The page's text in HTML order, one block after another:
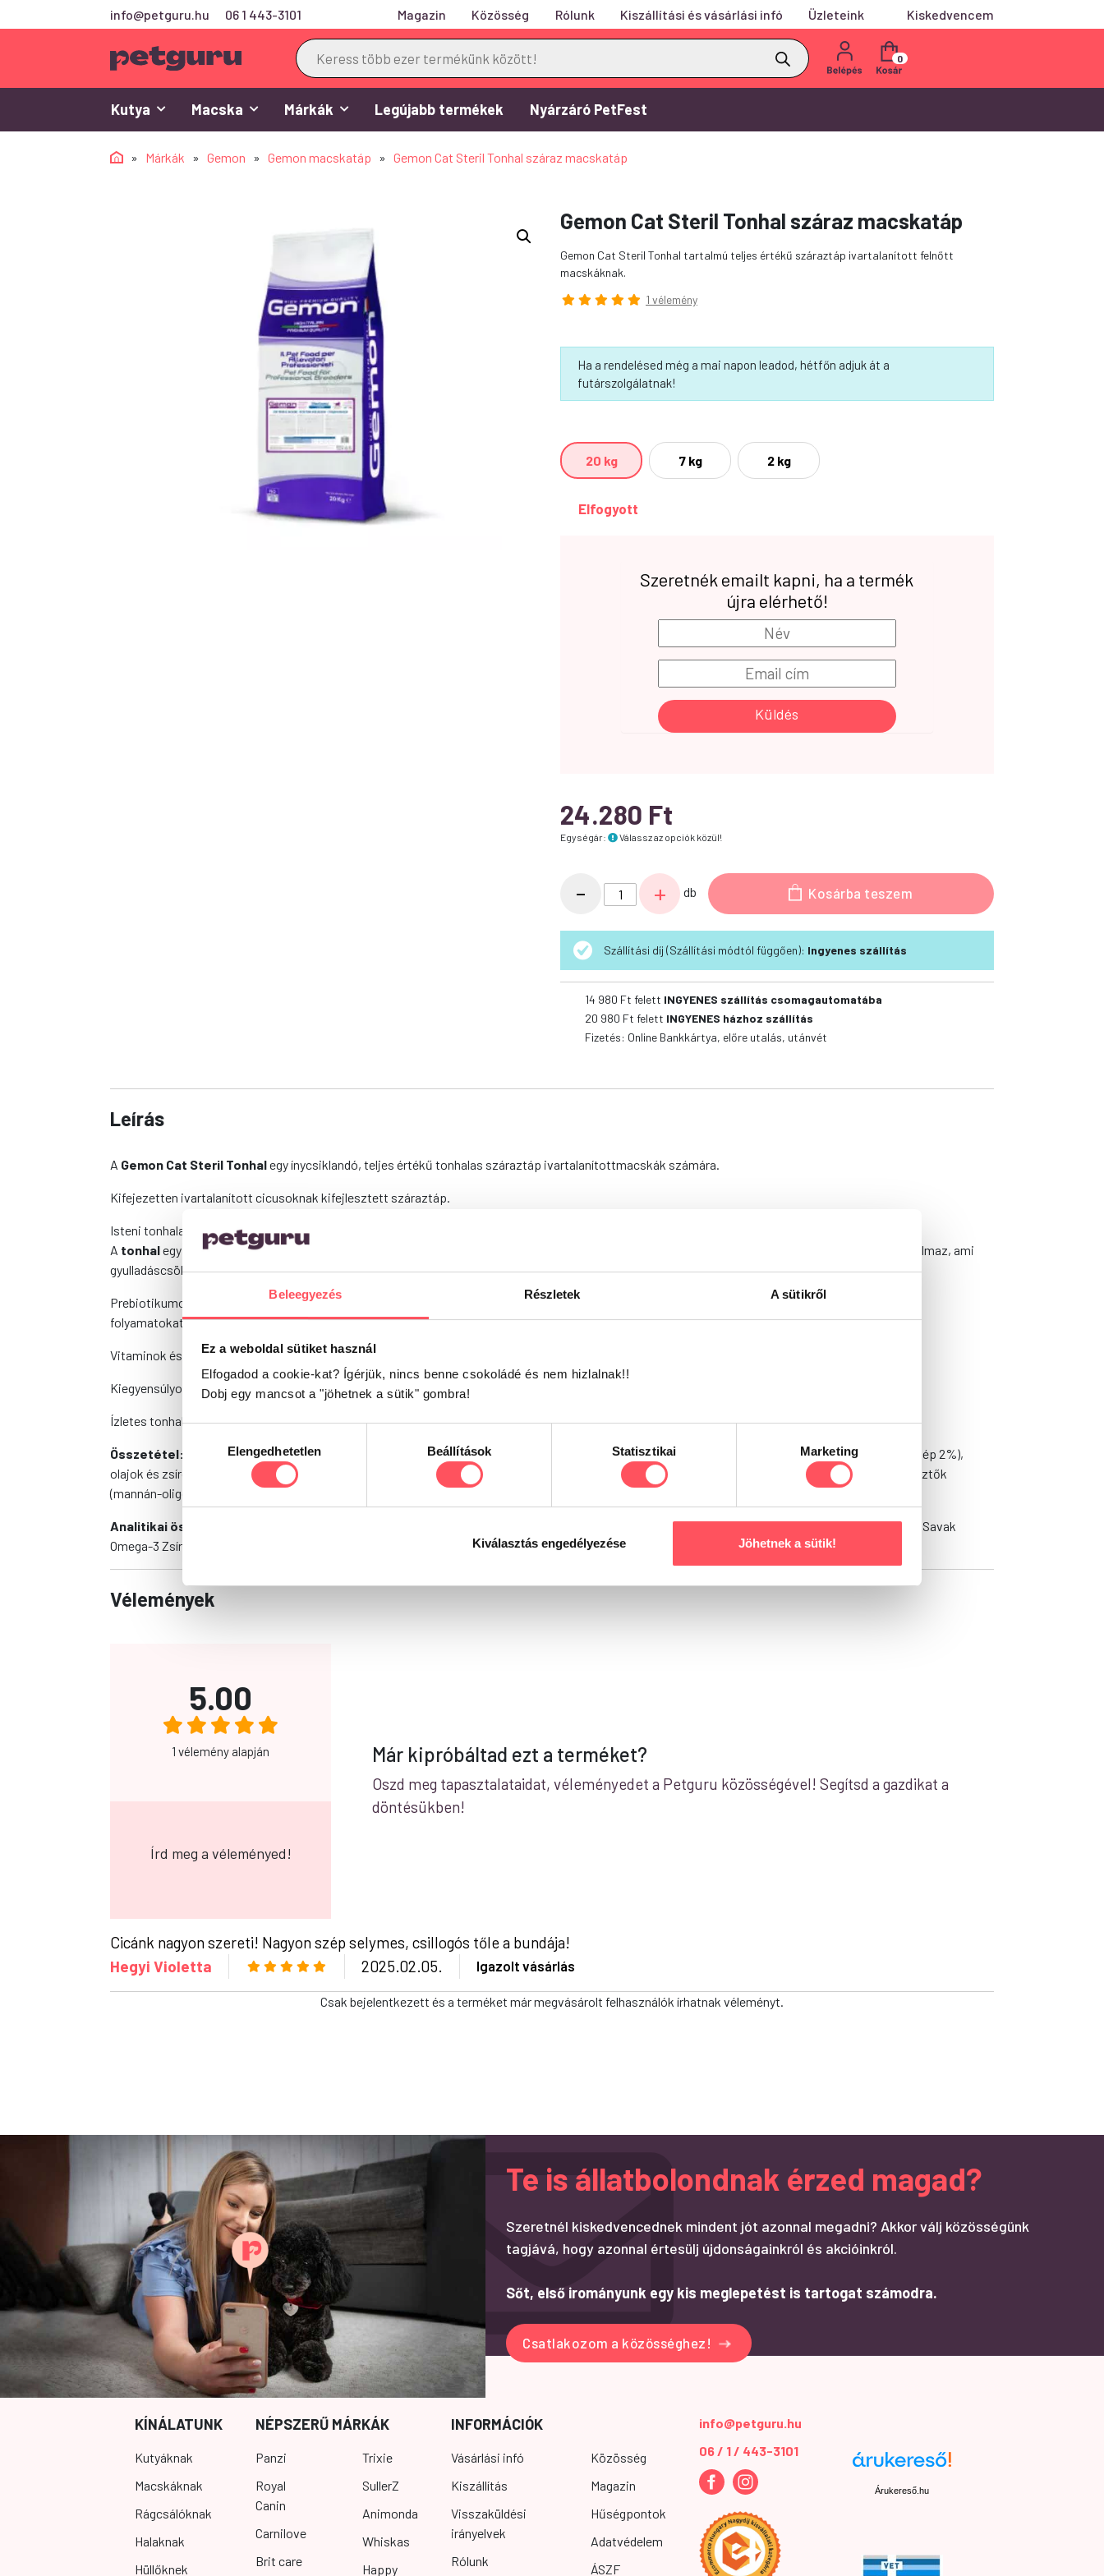
Beleegyezés Részletek A sütikről
Ez a weboldal sütiket használ
Elfogadod a cookie-kat? Ígérjük, nincs benne csokoládé és nem hizlalnak!!
Dobj egy mancsot a "jöhetnek a sütik" gombra!
kiválasztásaElengedhetetlen Beállítások Statisztikai Marketing
Kiválasztás engedélyezése Jöhetnek a sütik!
info@petguru.hu 06 1 443-3101 Magazin Közösség Rólunk Kiszállítási és vásárlási infó Üzleteink
Kiskedvencem
Products
search
0
Kutya Macska Márkák Legújabb termékek Nyárzáró PetFest
» Márkák » Gemon » Gemon macskatáp » Gemon Cat Steril Tonhal száraz macskatáp
Gemon Cat Steril Tonhal száraz macskatáp
Gemon Cat Steril Tonhal tartalmú teljes értékű száraztáp ivartalanított felnőtt
macskáknak.
1 vélemény
Ha a rendelésed még a mai napon leadod, hétfőn adjuk át a
futárszolgálatnak!
20 kg 7 kg 2 kg
Elfogyott
Szeretnék emailt kapni, ha a termék
újra elérhető!
Küldés
24.280 Ft
Egységár: Válassz az opciók közül!
-
Gemon
Cat
macskatáp
mennyiség
+ db Kosárba teszem
Szállítási díj (Szállítási módtól függően): Ingyenes szállítás
14 980 Ft felett INGYENES szállítás csomagautomatába
20 980 Ft felett INGYENES házhoz szállítás
Fizetés: Online Bankkártya, előre utalás, utánvét
Leírás
A Gemon Cat Steril Tonhalegy ínycsiklandó, teljes értékű tonhalas száraztáp ivartalanítottmacskák számára.
Kifejezetten ivartalanított cicusoknak kifejlesztett száraztáp.
Isteni tonhalas táp. Ideális választás halimádó macskáknak.
A tonhalegy kitűnő fehérjeforrás. Immunerősítő hatású, vitaminokban (B12) és ásványi anyagokban gazdag. Fehérjében dús. Omega-3 zsírsavat tartalmaz, ami
gyulladáscsökkentő hatású.
Prebiotikumok segítik elő az egészséges emésztést biztosító emésztőrendszeri baktériumok szaporodását, valamint szabályozzák az anyagcsere-
folyamatokat.
Vitaminok és ásványi anyagok erősítik a cicák egészségét.
Kiegyensúlyozott fehérje- és zsírtartalom.
Ízletes tonhalas rizses száraz macskaeledel az egészséges étkezésért.
Összetétel:
Gabonafélék (rizs 4%), hal és halmelléktermékek 30% (friss tonhal 8% és friss lazac 8%), hús és állati melléktermékek, zöldségek (répapép 2%),
olajok és zsírok (lazacolaj 1%) ), növényi eredetű melléktermékek (frukto-oligoszacharidok FOS 0,5% és yucca schidigera 0,1%), ásványi anyagok, élesztők
(mannán-oligoszacharidok MOS 0,5%).
Analitikai összetevők:
Nyersfehérje: 32%, Nyersrost: 3,0%, Nyerszsír: 12%, Nyershamu: 8,5%, Foszfor: 1,1%, Magnézium: 0,08%, Nátrium: 0,4%, Savak
Omega-3 Zsír: 0,5%, Omega- 6 zsírsav: 3%. Metabolizálható energia 3.860 kcal/kg.
Vélemények
5.00
1 vélemény alapján
Írd meg a véleményed!
Már kipróbáltad ezt a terméket?
Oszd meg tapasztalataidat, véleményedet a Petguru közösségével! Segítsd a gazdikat a
döntésükben!
Cicánk nagyon szereti! Nagyon szép selymes, csillogós tőle a bundája!
Hegyi Violetta
2025.02.05. Igazolt vásárlás
Csak bejelentkezett és a terméket már megvásárolt felhasználók írhatnak véleményt.
Te is állatbolondnak érzed magad?
Szeretnél kiskedvencednek mindent jót azonnal megadni? Akkor válj közösségünk
tagjává, hogy azonnal értesülj újdonságainkról és akcióinkról.
Sőt, első irományunk egy kis meglepetést is tartogat számodra.
Csatlakozom a közösséghez!
KÍNÁLATUNK
Kutyáknak
Macskáknak
Rágcsálóknak
Halaknak
Hüllőknek
NÉPSZERŰ MÁRKÁK
Panzi
Royal
Canin
Carnilove
Brit care
Trixie
SullerZ
Animonda
Whiskas
Happy
INFORMÁCIÓK
Vásárlási infó
Kiszállítás
Visszaküldési
irányelvek
Rólunk
Közösség
Magazin
Hűségpontok
Adatvédelem
ÁSZF
info@petguru.hu
06 / 1 / 443-3101
Árukereső.hu